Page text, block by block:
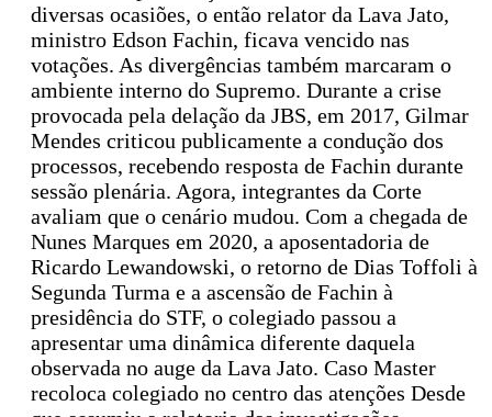
diversas ocasiões, o então relator da Lava Jato,
ministro Edson Fachin, ficava vencido nas
votações. As divergências também marcaram o
ambiente interno do Supremo. Durante a crise
provocada pela delação da JBS, em 2017, Gilmar
Mendes criticou publicamente a condução dos
processos, recebendo resposta de Fachin durante
sessão plenária. Agora, integrantes da Corte
avaliam que o cenário mudou. Com a chegada de
Nunes Marques em 2020, a aposentadoria de
Ricardo Lewandowski, o retorno de Dias Toffoli à
Segunda Turma e a ascensão de Fachin à
presidência do STF, o colegiado passou a
apresentar uma dinâmica diferente daquela
observada no auge da Lava Jato. Caso Master
recoloca colegiado no centro das atenções Desde